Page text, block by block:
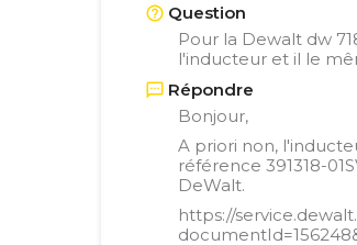
Question
Pour la Dewalt dw
l'inducteur et il le
Répondre
Bonjour,
A priori non,
référence 391318-
DeWalt.
https://